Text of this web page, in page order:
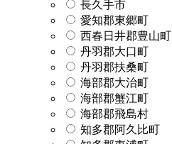
長久手市
愛知郡東郷町
西春日井郡豊山町
丹羽郡大口町
丹羽郡扶桑町
海部郡大治町
海部郡蟹江町
海部郡飛島村
知多郡阿久比町